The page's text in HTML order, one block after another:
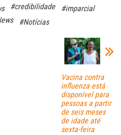
#credibilidade
#imparcial
#Notícias
Vacina contra
influenza está
disponível para
pessoas a partir
de seis meses
de idade até
sexta-feira